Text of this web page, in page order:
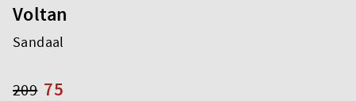
Voltan
Sandaal
75
209